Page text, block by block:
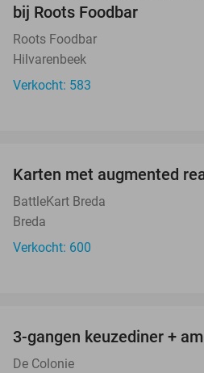
bij Roots Foodbar
Roots Foodbar
Hilvarenbeek
Verkocht: 583
Karten met augmented
BattleKart Breda
Breda
Verkocht: 600
3-gangen keuzediner +
De Colonie